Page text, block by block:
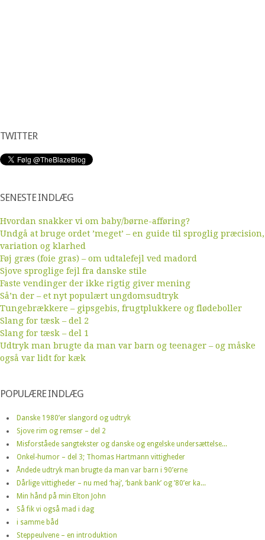
TWITTER
SENESTE INDLÆG
Hvordan snakker vi om baby/børne-afføring?
Undgå at bruge ordet ’meget’ – en guide til sproglig præcision,
variation og klarhed
Føj græs (foie gras) – om udtalefejl ved madord
Sjove sproglige fejl fra danske stile
Faste vendinger der ikke rigtig giver mening
Så’n der – et nyt populært ungdomsudtryk
Tungebrækkere – gipsgebis, frugtplukkere og flødeboller
Slang for tæsk – del 2
Slang for tæsk – del 1
Udtryk man brugte da man var barn og teenager – og måske
også var lidt for kæk
POPULÆRE INDLÆG
Danske 1980’er slangord og udtryk
Sjove rim og remser – del 2
Misforståede sangtekster og danske og engelske undersættelse...
Onkel-humor – del 3; Thomas Hartmann vittigheder
Åndede udtryk man brugte da man var barn i 90’erne
Dårlige vittigheder – nu med ‘haj’, ‘bank bank’ og ’80’er ka...
Min hånd på min Elton John
Så fik vi også mad i dag
i samme båd
Steppeulvene – en introduktion